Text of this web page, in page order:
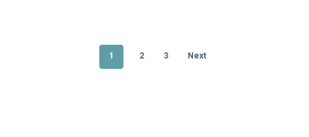
1 2 3 Next